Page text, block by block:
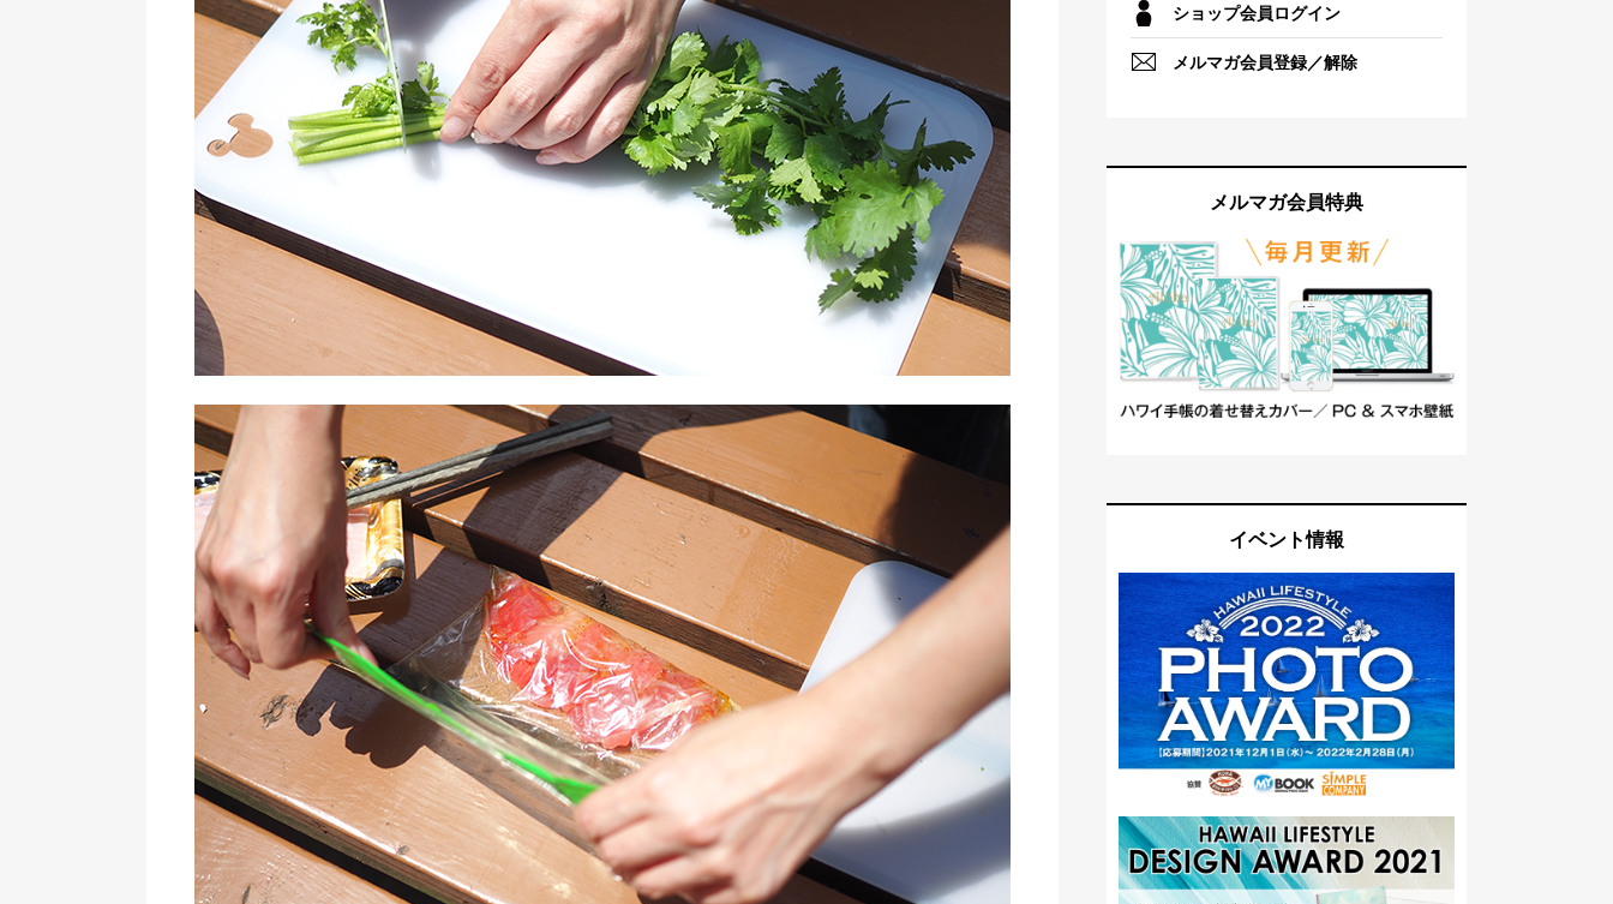
ショップ会員ログイン
メルマガ会員登録／解除
メルマガ会員特典
イベント情報